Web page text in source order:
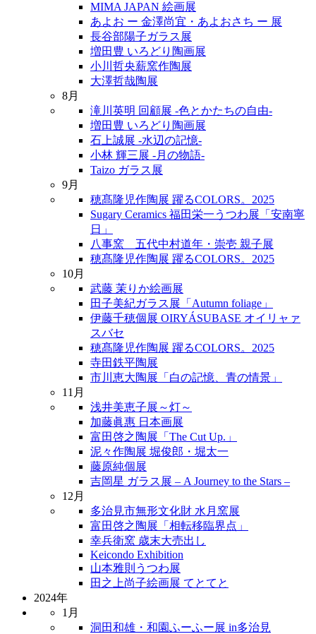
MIMA JAPAN 絵画展
あよお ー 金澤尚宜・あよおさち ー 展
長谷部陽子ガラス展
増田豊 いろどり陶画展
小川哲央薪窯作陶展
大澤哲哉陶展
8月
滝川英明 回顧展 -色とかたちの自由-
増田豊 いろどり陶画展
石上誠展 -水辺の記憶-
小林 輝三展 -月の物語-
Taizo ガラス展
9月
穂髙隆児作陶展 躍るCOLORS。2025
Sugary Ceramics 福田栄一うつわ展「安南寧
日」
八事窯 五代中村道年・崇壱 親子展
穂髙隆児作陶展 躍るCOLORS。2025
10月
武藤 茉りか絵画展
田子美紀ガラス展「Autumn foliage」
伊藤千穂個展 OIRYÁSUBASE オイリャァ
スバセ
穂髙隆児作陶展 躍るCOLORS。2025
寺田鉄平陶展
市川恵大陶展「白の記憶、青の情景」
11月
浅井美恵子展～灯～
加藤眞惠 日本画展
富田啓之陶展「The Cut Up.」
泥々作陶展 堀俊郎・堀太一
藤原純個展
吉岡星 ガラス展 – A Journey to the Stars –
12月
多治見市無形文化財 水月窯展
富田啓之陶展「相転移臨界点」
幸兵衛窯 歳末大売出し
Keicondo Exhibition
山本雅則うつわ展
田之上尚子絵画展 てとてと
2024年
1月
洞田和雄・和園ふーふー展 in多治見